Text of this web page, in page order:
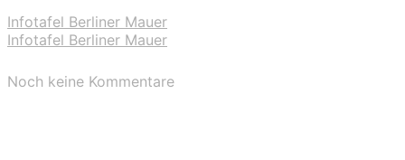
Infotafel Berliner Mauer
Infotafel Berliner Mauer
Noch keine Kommentare